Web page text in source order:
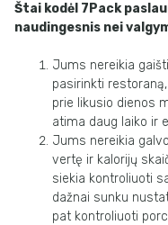
Štai kodėl 7Pack
naudingesnis nei
Jums nereikia
pasirinkti
prie likusio dienos
atima daug laiko ir
Jums nereikia
vertę ir kalorijų
siekia kontroliuoti
dažnai sunku
pat kontroliuoti